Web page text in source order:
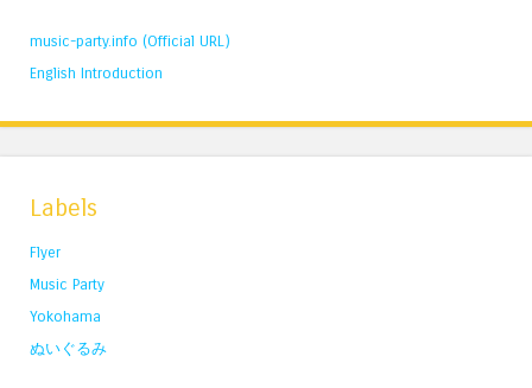
music-party.info (Official URL)
English Introduction
Labels
Flyer
Music Party
Yokohama
ぬいぐるみ